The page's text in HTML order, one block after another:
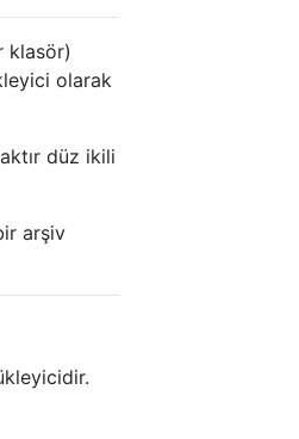
klasör)
olarak
düz ikili
arşiv